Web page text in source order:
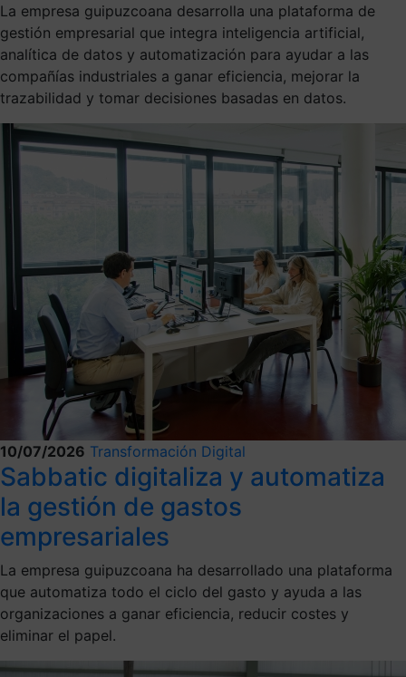
La empresa guipuzcoana desarrolla una plataforma de
gestión empresarial que integra inteligencia artificial,
analítica de datos y automatización para ayudar a las
compañías industriales a ganar eficiencia, mejorar la
trazabilidad y tomar decisiones basadas en datos.
10/07/2026 Transformación Digital
Sabbatic digitaliza y automatiza
la gestión de gastos
empresariales
La empresa guipuzcoana ha desarrollado una plataforma
que automatiza todo el ciclo del gasto y ayuda a las
organizaciones a ganar eficiencia, reducir costes y
eliminar el papel.